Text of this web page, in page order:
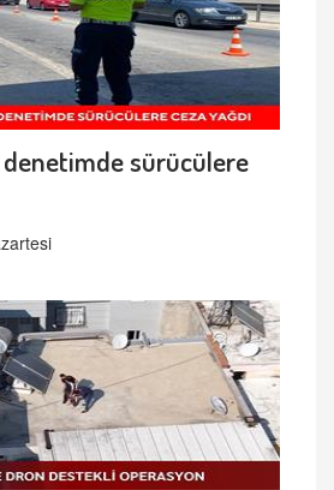
sürücülere